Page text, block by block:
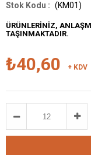
(KM01)
ÜRÜNLERİNİZ,
TAŞINMAKTADIR.
₺40,60 + KDV